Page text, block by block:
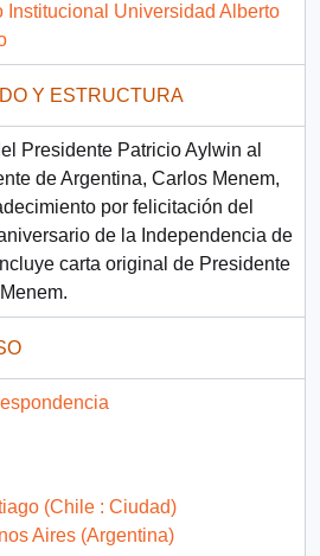
Institucional Universidad Alberto
Y ESTRUCTURA
Presidente Patricio Aylwin al
de Argentina, Carlos Menem,
por felicitación del
de la Independencia de
carta original de Presidente
(Chile : Ciudad)
Aires (Argentina)